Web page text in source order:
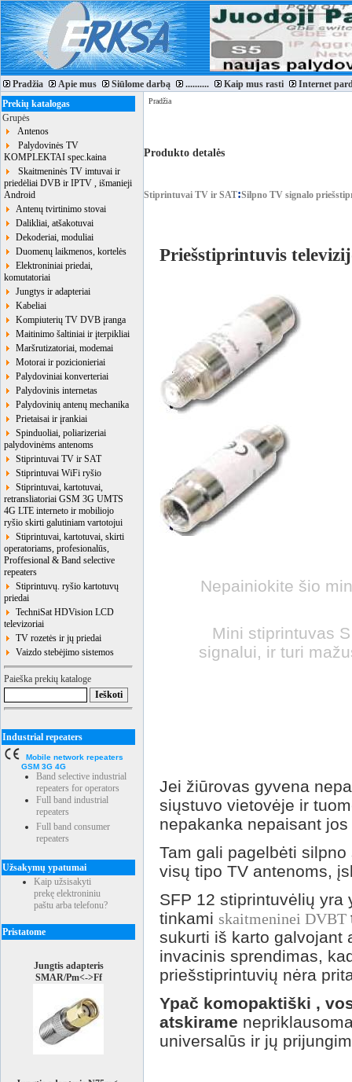
Pradžia Apie mus Siūlome darbą .......... Kaip mus rasti
Internet
Prekių katalogas
Grupės
Antenos
Palydovinės TV
KOMPLEKTAI spec.kaina
Skaitmeninės TV imtuvai ir
priedėliai DVB ir IPTV , išmanieji
Android
Antenų tvirtinimo stovai
Dalikliai, atšakotuvai
Dekoderiai, moduliai
Duomenų laikmenos, kortelės
Elektroniniai priedai,
komutatoriai
Jungtys ir adapteriai
Kabeliai
Kompiuterių TV DVB įranga
Maitinimo šaltiniai ir įterpikliai
Maršrutizatoriai, modemai
Motorai ir pozicionieriai
Palydoviniai konverteriai
Palydovinis internetas
Palydovinių antenų mechanika
Prietaisai ir įrankiai
Spinduoliai, poliarizeriai
palydovinėms antenoms
Stiprintuvai TV ir SAT
Stiprintuvai WiFi ryšio
Stiprintuvai, kartotuvai,
retransliatoriai GSM 3G UMTS
4G LTE interneto ir mobiliojo
ryšio skirti galutiniam vartotojui
Stiprintuvai, kartotuvai, skirti
operatoriams, profesionalūs,
Proffesional & Band selective
repeaters
Stiprintuvų. ryšio kartotuvų
priedai
TechniSat HDVision LCD
televizoriai
TV rozetės ir jų priedai
Vaizdo stebėjimo sistemos
Paieška prekių kataloge
Industrial repeaters
Mobile network repeaters
GSM 3G 4G
Band selective industrial
repeaters for operators
Full band industrial
repeaters
Full band consumer
repeaters
Užsakymų ypatumai
Kaip užsisakyti
prekę elektroniniu
paštu arba telefonu?
Pristatome
Jungtis adapteris
SMAR/Pm<->Ff
Pradžia
Produkto detalės
Stiprintuvai TV ir SAT:Silpno TV signalo
Priešstiprintuvis
Nepainiokite šio
Mini stiprintuvas
signalui, ir turi
Jei žiūrovas gyvena
siųstuvo vietovėje ir
nepakanka nepaisant
Tam gali pagelbėti
visų tipo TV antenoms,
SFP 12 stiprintuvėlių yra
tinkami skaitmeninei DVBT
sukurti iš karto galvojant
invacinis sprendimas,
priešstiprintuvių nėra
Ypač komopaktiški ,
atskirame
universalūs ir jų